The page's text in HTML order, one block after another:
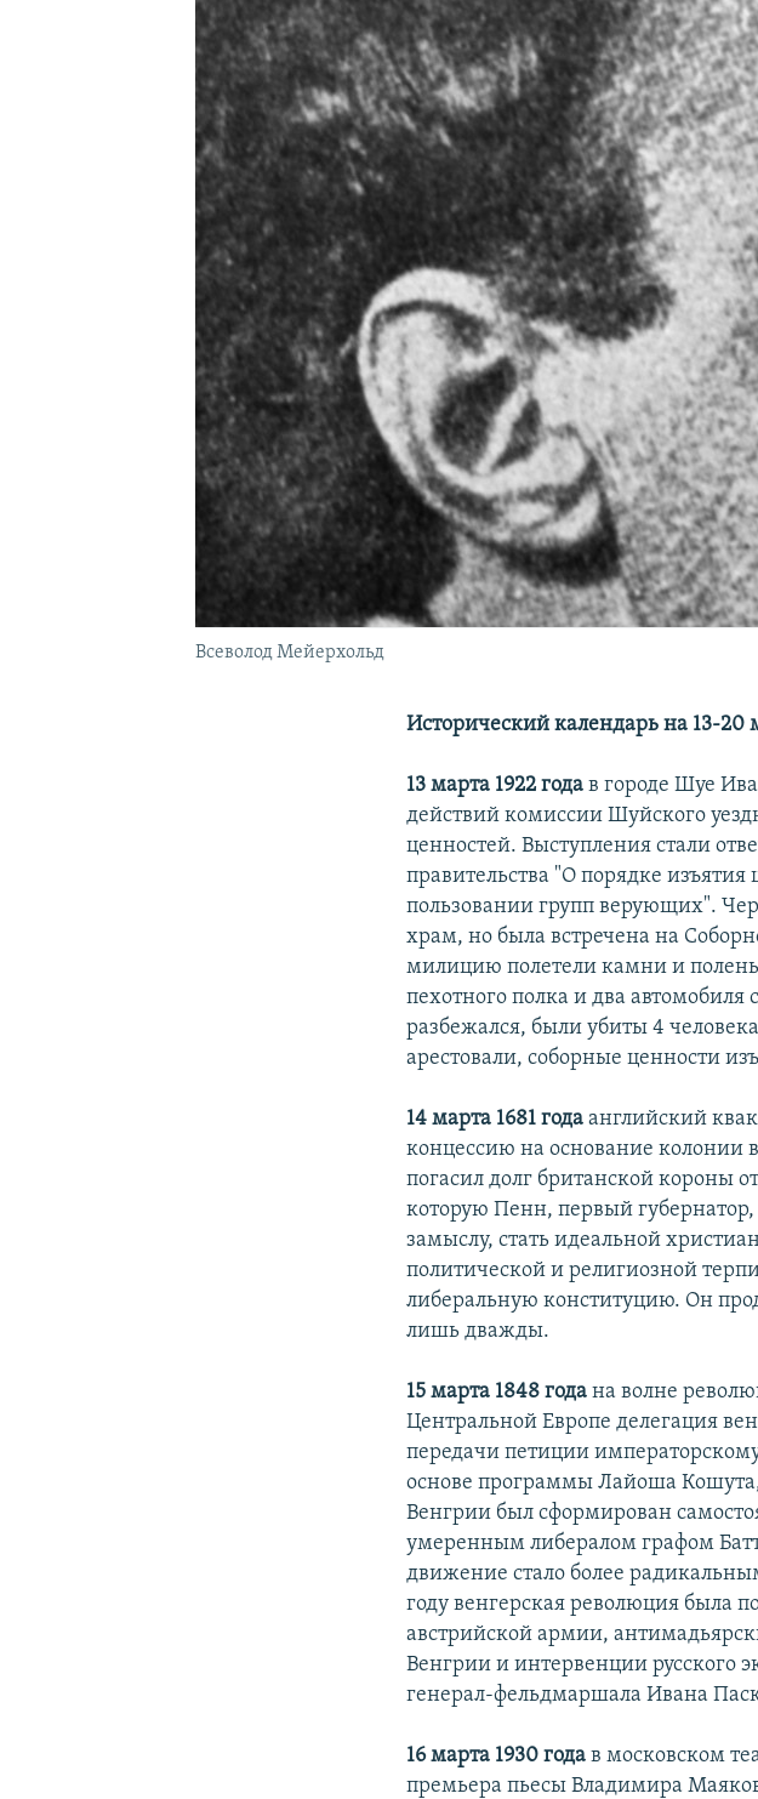
ПОДПИШИТЕСЬ НА РАССЫЛКУ
Всеволод Мейерхольд
Исторический календарь на 13-20
13 марта 1922 года в городе Шуе
действий комиссии Шуйского
ценностей. Выступления стали
правительства "О порядке
пользовании групп верующих".
храм, но была встречена на
милицию полетели камни и
пехотного полка и два
разбежался, были убиты 4
арестовали, соборные ценности
14 марта 1681 года английский
концессию на основание колонии
погасил долг британской короны
которую Пенн, первый
замыслу, стать идеальной
политической и религиозной
либеральную конституцию. Он
лишь дважды.
15 марта 1848 года на волне
Центральной Европе делегация
передачи петиции
основе программы Лайоша
Венгрии был сформирован
умеренным либералом графом
движение стало более
году венгерская революция была
австрийской армии,
Венгрии и интервенции русского
генерал-фельдмаршала Ивана
16 марта 1930 года в московском
премьера пьесы Владимира